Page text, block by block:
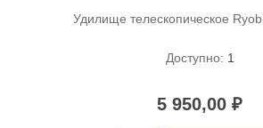
Удилище телескопическое
Доступно: 1
5 950,00 ₽